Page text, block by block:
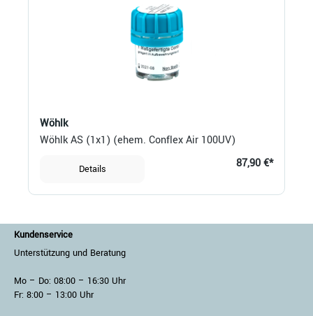
Wöhlk
Wöhlk AS (1x1) (ehem. Conflex Air 100UV)
Details 87,90 €*
Kundenservice
Unterstützung und Beratung
Mo – Do: 08:00 – 16:30 Uhr
Fr: 8:00 – 13:00 Uhr